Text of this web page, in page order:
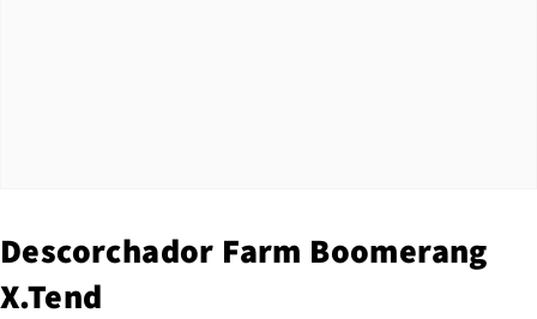
Descorchador Farm Boomerang
X.Tend